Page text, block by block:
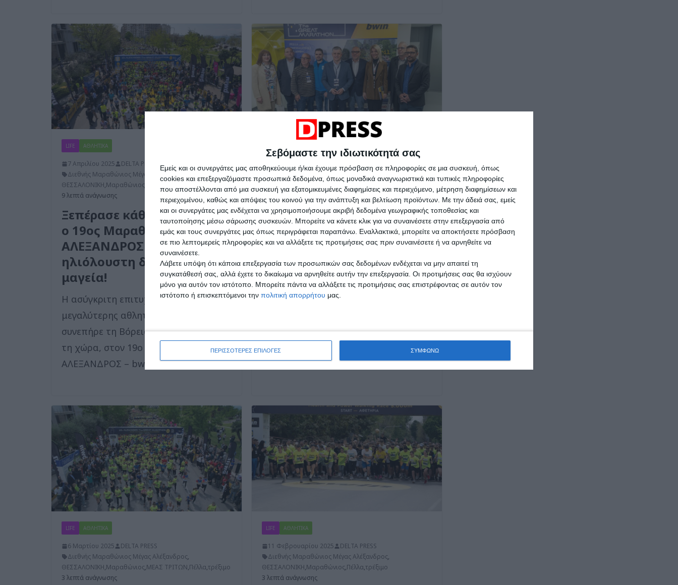
Σεβόμαστε την ιδιωτικότητά σας
Εμείς και οι συνεργάτες μας αποθηκεύουμε ή/και έχουμε πρόσβαση σε πληροφορίες σε μια συσκευή, όπως
cookies και επεξεργαζόμαστε προσωπικά δεδομένα, όπως μοναδικά αναγνωριστικά και τυπικές πληροφορίες
που αποστέλλονται από μια συσκευή για εξατομικευμένες διαφημίσεις και περιεχόμενο, μέτρηση διαφημίσεων και
περιεχομένου, καθώς και απόψεις του κοινού για την ανάπτυξη και βελτίωση προϊόντων. Με την άδειά σας, εμείς
και οι συνεργάτες μας ενδέχεται να χρησιμοποιήσουμε ακριβή δεδομένα γεωγραφικής τοποθεσίας και
ταυτοποίησης μέσω σάρωσης συσκευών. Μπορείτε να κάνετε κλικ για να συναινέσετε στην επεξεργασία από
εμάς και τους συνεργάτες μας όπως περιγράφεται παραπάνω. Εναλλακτικά, μπορείτε να αποκτήσετε πρόσβαση
σε πιο λεπτομερείς πληροφορίες και να αλλάξετε τις προτιμήσεις σας πριν συναινέσετε ή να αρνηθείτε να
συναινέσετε.
Λάβετε υπόψη ότι κάποια επεξεργασία των προσωπικών σας δεδομένων ενδέχεται να μην απαιτεί τη
συγκατάθεσή σας, αλλά έχετε το δικαίωμα να αρνηθείτε αυτήν την επεξεργασία. Οι προτιμήσεις σας θα ισχύουν
μόνο για αυτόν τον ιστότοπο. Μπορείτε πάντα να αλλάξετε τις προτιμήσεις σας επιστρέφοντας σε αυτόν τον
ιστότοπο ή επισκεπτόμενοι την πολιτική απορρήτου μας.
ΠΕΡΙΣΣΟΤΕΡΕΣ ΕΠΙΛΟΓΕΣ ΣΥΜΦΩΝΩ
LIFE ΑΘΛΗΤΙΚΑ
7 Απριλίου 2025
DELTA PRESS
Διεθνής Μαραθώνιος Μέγας Αλέξανδρος
ΘΕΣΣΑΛΟΝΙΚΗ,Μαραθώνιος
9 λεπτά ανάγνωσης
Ξεπέρασε κάθε προσδοκία
ο 19ος Μαραθώνιος ΜΕΓΑΣ
ΑΛΕΞΑΝΔΡΟΣ – bwin,
ηλιόλουστη δρομική
μαγεία!
Η ασύγκριτη επιτυχία της
μεγαλύτερης αθλητικής γιορτής
συνεπήρε τη Βόρεια Ελλάδα και όλη
τη χώρα, στον 19ο Μαραθώνιο ΜΕΓΑΣ
ΑΛΕΞΑΝΔΡΟΣ – bwin,
1 Απριλίου 2025
DELTA PRESS
ΑΘΛΗΤΙΣΜΟΣ
Διεθνής Μαραθώνιος Μέγας Αλέξανδρος
ΘΕΣΣΑΛΟΝΙΚΗ Μαραθώνιος, ΜΕΑΣ ΤΡΙΤΩΝ , Πέλλα
τρέξιμο
12 λεπτά ανάγνωσης
Με 15.000 δρομείς έρχεται
ο 19ος Μαραθώνιος ΜΕΓΑΣ
ΑΛΕΞΑΝΔΡΟΣ – bwin
Οι δρόμοι της Θεσσαλονίκης και της
Μακεδονίας ετοιμάζονται να
χρονιάς για τη
LIFE ΑΘΛΗΤΙΚΑ
6 Μαρτίου 2025
DELTA PRESS
Διεθνής Μαραθώνιος Μέγας Αλέξανδρος,
ΘΕΣΣΑΛΟΝΙΚΗ,Μαραθώνιος,ΜΕΑΣ ΤΡΙΤΩΝ,Πέλλα,τρέξιμο
3 λεπτά ανάγνωσης
LIFE ΑΘΛΗΤΙΚΑ
11 Φεβρουαρίου 2025
DELTA PRESS
Διεθνής Μαραθώνιος Μέγας Αλέξανδρος,
ΘΕΣΣΑΛΟΝΙΚΗ,Μαραθώνιος,Πέλλα,τρέξιμο
3 λεπτά ανάγνωσης